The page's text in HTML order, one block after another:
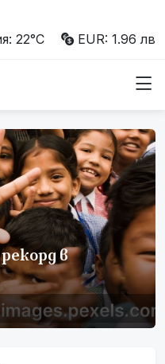
22°C EUR: 1.96 лв
в